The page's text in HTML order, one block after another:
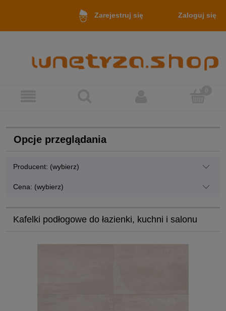
Zarejestruj się Zaloguj się
Opcje przeglądania
Producent: (wybierz)
Cena: (wybierz)
Kafelki podłogowe do łazienki, kuchni i salonu